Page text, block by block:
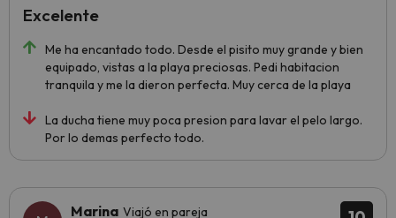
Me ha encantado todo. Desde el pisito muy grande y bien
equipado, vistas a la playa preciosas. Pedi habitacion
tranquila y me la dieron perfecta. Muy cerca de la playa
La ducha tiene muy poca presion para lavar el pelo largo.
Por lo demas perfecto todo.
Excelente
Marina Viajó en pareja